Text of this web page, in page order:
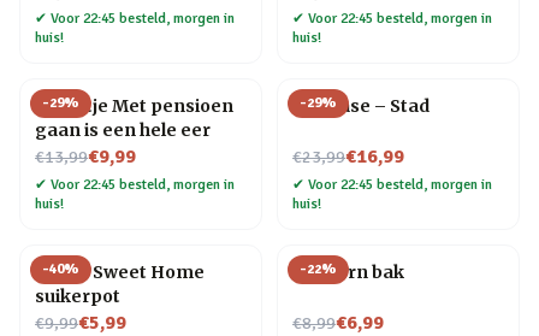
✔ Voor 22:45 besteld, morgen in
huis!
✔ Voor 22:45 besteld, morgen in
huis!
-29%
Tegeltje Met pensioen
gaan is een hele eer
€13,99
Nu voor€9,99
✔ Voor 22:45 besteld, morgen in
huis!
-29%
Flip Vase – Stad
€23,99
Nu voor€16,99
✔ Voor 22:45 besteld, morgen in
huis!
-40%
Home Sweet Home
suikerpot
€9,99
Nu voor€5,99
-22%
Popcorn bak
€8,99
Nu voor€6,99